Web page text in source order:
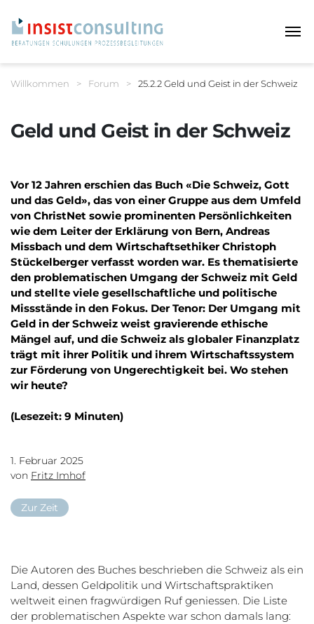
Breadcrumbnavigation
Sie befinden sich hier:
Willkommen > Forum > 25.2.2 Geld und Geist in der Schweiz
Geld und Geist in der Schweiz
Vor 12 Jahren erschien das Buch «Die Schweiz, Gott
und das Geld», das von einer Gruppe aus dem Umfeld
von ChristNet sowie prominenten Persönlichkeiten
wie dem Leiter der Erklärung von Bern, Andreas
Missbach und dem Wirtschaftsethiker Christoph
Stückelberger verfasst worden war. Es thematisierte
den problematischen Umgang der Schweiz mit Geld
und stellte viele gesellschaftliche und politische
Missstände in den Fokus. Der Tenor: Der Umgang mit
Geld in der Schweiz weist gravierende ethische
Mängel auf, und die Schweiz als globaler Finanzplatz
trägt mit ihrer Politik und ihrem Wirtschaftssystem
zur Förderung von Ungerechtigkeit bei. Wo stehen
wir heute?
(Lesezeit: 9 Minuten)
1. Februar 2025
von Fritz Imhof
Zur Zeit
Die Autoren des Buches beschrieben die Schweiz als ein
Land, dessen Geldpolitik und Wirtschaftspraktiken
weltweit einen fragwürdigen Ruf geniessen. Die Liste
der problematischen Aspekte war schon damals lang: